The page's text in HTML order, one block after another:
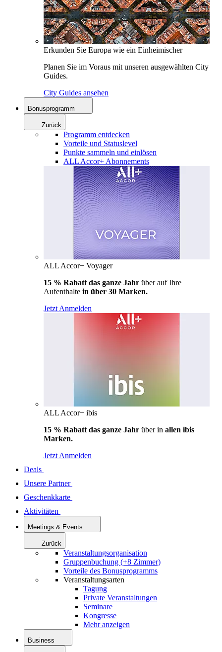
Erkunden Sie Europa wie ein Einheimischer
Planen Sie im Voraus mit unseren ausgewählten City
Guides.
City Guides ansehen
Bonusprogramm
Zurück
Programm entdecken
Vorteile und Statuslevel
Punkte sammeln und einlösen
ALL Accor+ Abonnements
ALL Accor+ Voyager
15 % Rabatt das ganze Jahr über auf Ihre
Aufenthalte in über 30 Marken.
Jetzt Anmelden
ALL Accor+ ibis
15 % Rabatt das ganze Jahr über in allen ibis
Marken.
Jetzt Anmelden
Deals
Unsere Partner
Geschenkkarte
Aktivitäten
Meetings & Events
Zurück
Veranstaltungsorganisation
Gruppenbuchung (+8 Zimmer)
Vorteile des Bonusprogramms
Veranstaltungsarten
Tagung
Private Veranstaltungen
Seminare
Kongresse
Mehr anzeigen
Business